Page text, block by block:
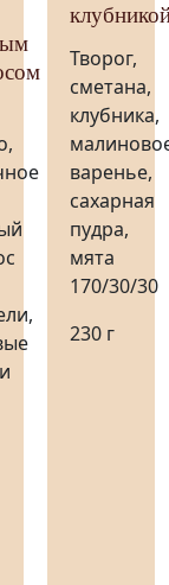
Творог,
сметана,
клубника,
варенье,
сахарная
пудра,
мята
170/30/30
230 г